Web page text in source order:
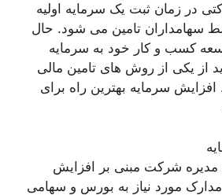
در زمان ثبت یک سرمایه اولیه
سهامداران تامین می شود. حال
کسب و کار خود به سرمایه
از یکی از روش های تامین مالی
سرمایه بهترین راه برای
شرکت مبنی بر افزایش
مورد نیاز به بورس و سهامی